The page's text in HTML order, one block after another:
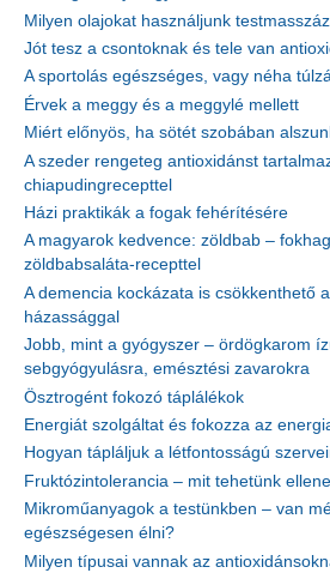
Milyen olajokat használjunk
Jót tesz a csontoknak és tele van
A sportolás egészséges, vagy néha
Érvek a meggy és a meggylé mellett
Miért előnyös, ha sötét szobában
A szeder rengeteg antioxidánst
chiapudingrecepttel
Házi praktikák a fogak fehérítésére
A magyarok kedvence: zöldbab –
zöldbabsaláta-recepttel
A demencia kockázata is csökkenthető
házassággal
Jobb, mint a gyógyszer – ördögkarom
sebgyógyulásra, emésztési zavarokra
Ösztrogént fokozó táplálékok
Energiát szolgáltat és fokozza az
Hogyan tápláljuk a létfontosságú
Fruktózintolerancia – mit tehetünk
Mikroműanyagok a testünkben – van
egészségesen élni?
Milyen típusai vannak az